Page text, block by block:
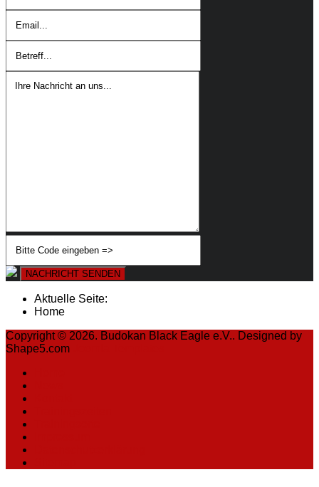
NACHRICHT SENDEN
Aktuelle Seite:
Home
Copyright © 2026. Budokan Black Eagle e.V.. Designed by
Shape5.com